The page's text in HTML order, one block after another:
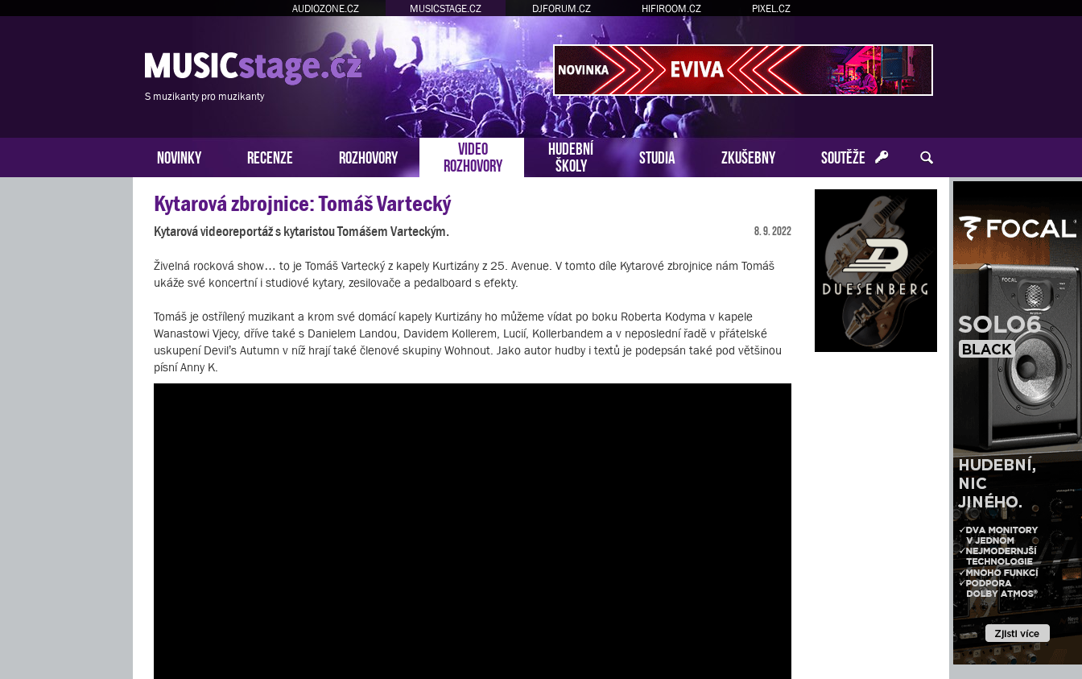
AUDIOZONE.CZ MUSICSTAGE.CZ DJFORUM.CZ HIFIROOM.CZ PIXEL.CZ
S muzikanty pro muzikanty
NOVINKY RECENZE ROZHOVORY
VIDEO
ROZHOVORY
HUDEBNÍ
ŠKOLY
STUDIA ZKUŠEBNY SOUTĚŽE
Kytarová zbrojnice: Tomáš Vartecký
Kytarová videoreportáž s kytaristou Tomášem Varteckým. 8. 9. 2022
Živelná rocková show… to je Tomáš Vartecký z kapely Kurtizány z 25. Avenue. V tomto díle Kytarové zbrojnice nám Tomáš
ukáže své koncertní i studiové kytary, zesilovače a pedalboard s efekty.
Tomáš je ostřílený muzikant a krom své domácí kapely Kurtizány ho můžeme vídat po boku Roberta Kodyma v kapele
Wanastowi Vjecy, dříve také s Danielem Landou, Davidem Kollerem, Lucií, Kollerbandem a v neposlední řadě v přátelské
uskupení Devil’s Autumn v níž hrají také členové skupiny Wohnout. Jako autor hudby i textů je podepsán také pod většinou
písní Anny K.